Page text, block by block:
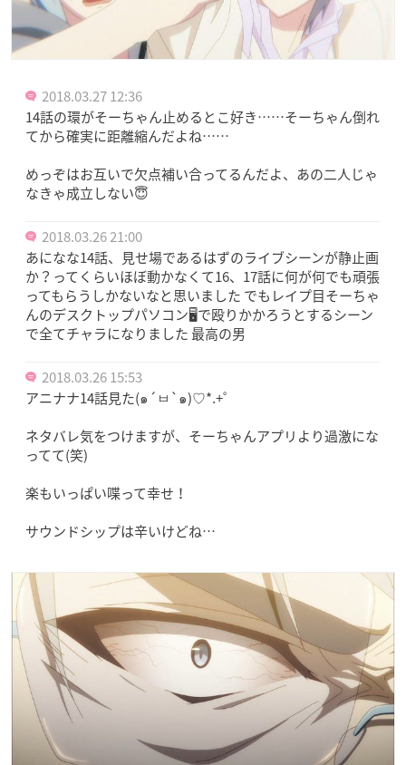
2018.03.27 12:36
14話の環がそーちゃん止めるとこ好き……そーちゃん倒れ
てから確実に距離縮んだよね……
めっぞはお互いで欠点補い合ってるんだよ、あの二人じゃ
なきゃ成立しない😇
2018.03.26 21:00
あになな14話、見せ場であるはずのライブシーンが静止画
か？ってくらいほぼ動かなくて16、17話に何が何でも頑張
ってもらうしかないなと思いました でもレイプ目そーちゃ
んのデスクトップパソコン🖥で殴りかかろうとするシーン
で全てチャラになりました 最高の男
2018.03.26 15:53
アニナナ14話見た(๑´ㅂ`๑)♡*.+゜
ネタバレ気をつけますが、そーちゃんアプリより過激にな
ってて(笑)
楽もいっぱい喋って幸せ！
サウンドシップは辛いけどね…